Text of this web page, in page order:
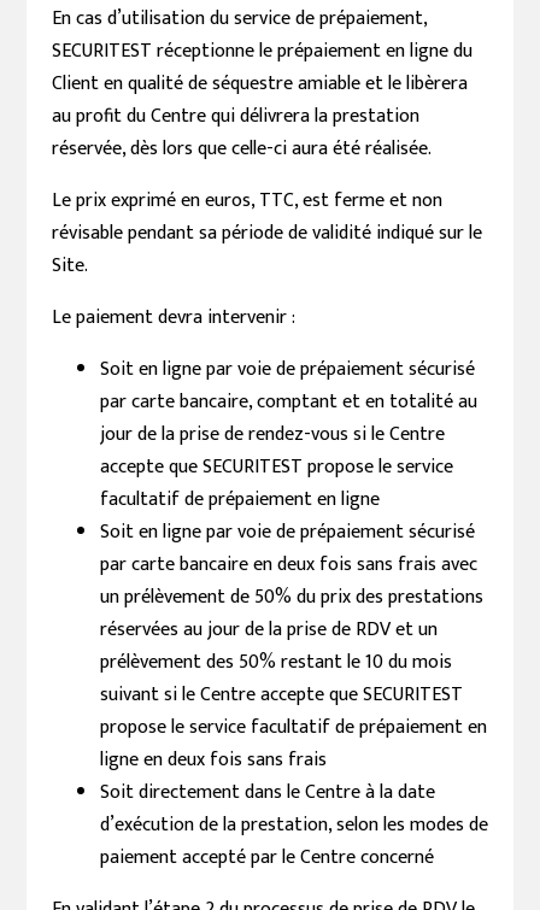
En cas d’utilisation du service de prépaiement,
SECURITEST réceptionne le prépaiement en ligne du
Client en qualité de séquestre amiable et le libèrera
au profit du Centre qui délivrera la prestation
réservée, dès lors que celle-ci aura été réalisée.
Le prix exprimé en euros, TTC, est ferme et non
révisable pendant sa période de validité indiqué sur le
Site.
Le paiement devra intervenir :
Soit en ligne par voie de prépaiement sécurisé
par carte bancaire, comptant et en totalité au
jour de la prise de rendez-vous si le Centre
accepte que SECURITEST propose le service
facultatif de prépaiement en ligne
Soit en ligne par voie de prépaiement sécurisé
par carte bancaire en deux fois sans frais avec
un prélèvement de 50% du prix des prestations
réservées au jour de la prise de RDV et un
prélèvement des 50% restant le 10 du mois
suivant si le Centre accepte que SECURITEST
propose le service facultatif de prépaiement en
ligne en deux fois sans frais
Soit directement dans le Centre à la date
d’exécution de la prestation, selon les modes de
paiement accepté par le Centre concerné